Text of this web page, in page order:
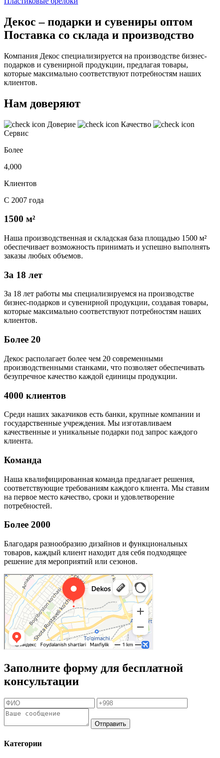
Декос – подарки и сувениры оптом
Поставка со склада и производство
Компания Декос специализируется на производстве бизнес-
подарков и сувенирной продукции, предлагая товары,
которые максимально соответствуют потребностям наших
клиентов.
Нам доверяют
Доверие
Качество
Сервис
Более
4,000
Клиентов
С 2007 года
1500 м²
Наша производственная и складская база площадью 1500 м²
обеспечивает возможность принимать и успешно выполнять
заказы любых объемов.
За 18 лет
За 18 лет работы мы специализируемся на производстве
бизнес-подарков и сувенирной продукции, создавая товары,
которые максимально соответствуют потребностям наших
клиентов.
Более 20
Декос располагает более чем 20 современными
производственными станками, что позволяет обеспечивать
безупречное качество каждой единицы продукции.
4000 клиентов
Среди наших заказчиков есть банки, крупные компании и
государственные учреждения. Мы изготавливаем
качественные и уникальные подарки под запрос каждого
клиента.
Команда
Наша квалифицированная команда предлагает решения,
соответствующие требованиям каждого клиента. Мы ставим
на первое место качество, сроки и удовлетворение
потребностей.
Более 2000
Благодаря разнообразию дизайнов и функциональных
товаров, каждый клиент находит для себя подходящее
решение для мероприятий или сезонов.
Заполните форму для бесплатной
консультации
Отправить
Категории